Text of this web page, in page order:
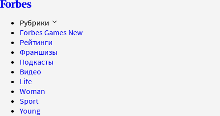
Рубрики
Forbes Games New
Рейтинги
Франшизы
Подкасты
Видео
Life
Woman
Sport
Young